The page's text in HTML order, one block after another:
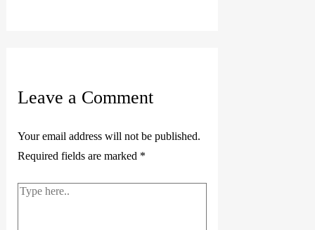
Leave a Comment
Your email address will not be published.
Required fields are marked *
Type